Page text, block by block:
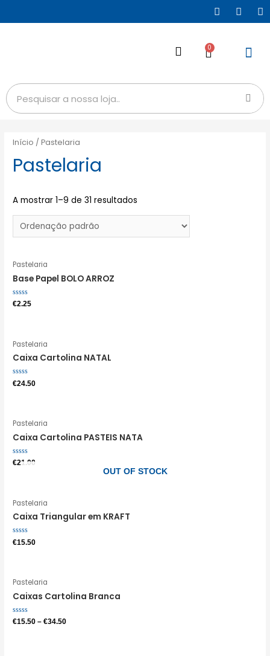
0
Início / Pastelaria
Pastelaria
A mostrar 1–9 de 31 resultados
Pastelaria
Base Papel BOLO ARROZ
Avaliação
€2.25
Pastelaria
Caixa Cartolina NATAL
Avaliação
0
€24.50
Pastelaria
Caixa Cartolina PASTEIS NATA
Avaliação
€21.00
OUT OF STOCK
Pastelaria
Caixa Triangular em KRAFT
Avaliação
0
€15.50
Pastelaria
Caixas Cartolina Branca
Avaliação
€15.50 –€34.50